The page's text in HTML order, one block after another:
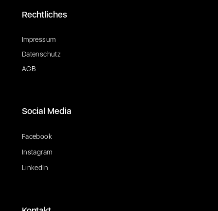
Rechtliches
Impressum
Datenschutz
AGB
Social Media
Facebook
Instagram
LinkedIn